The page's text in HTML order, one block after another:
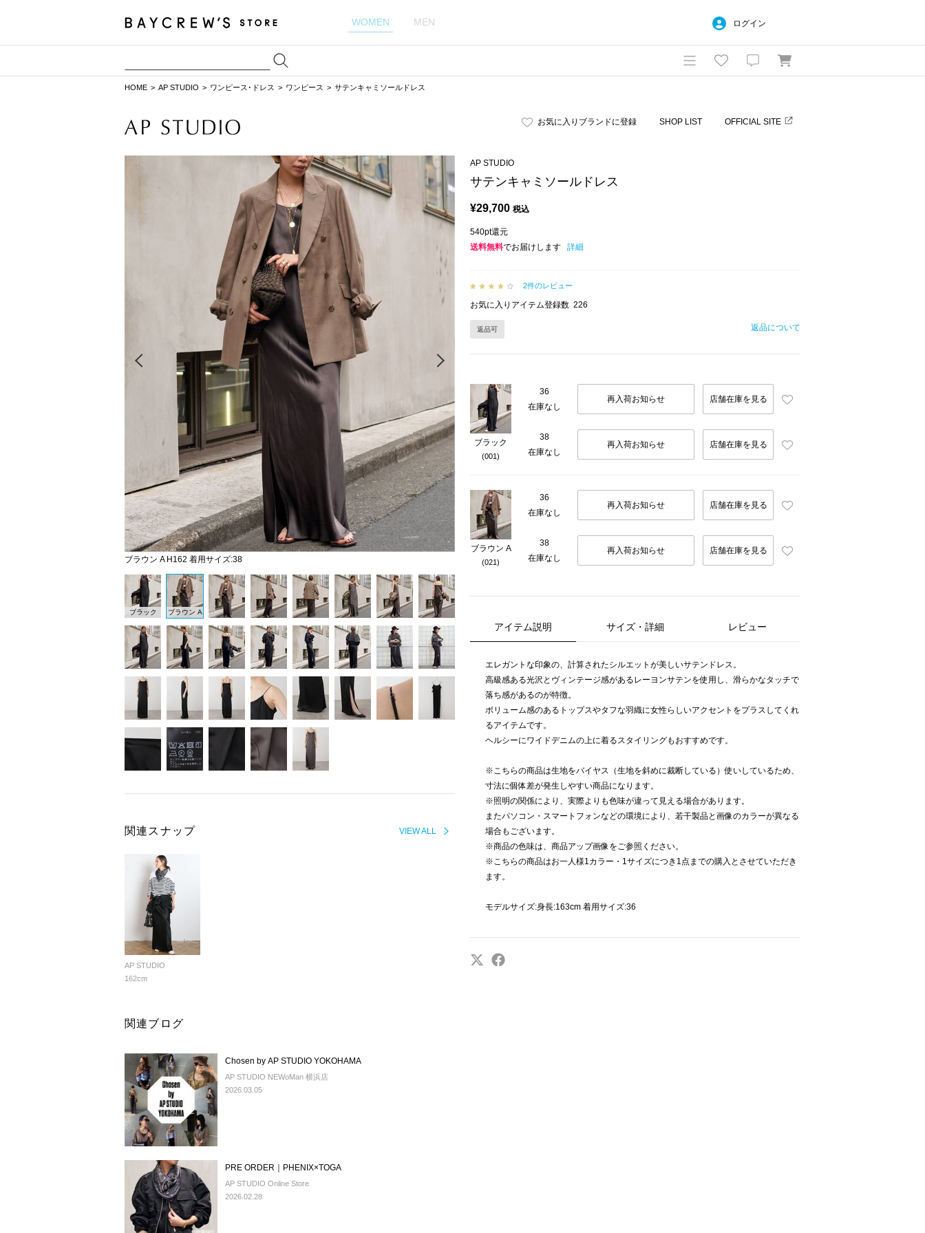
WOMEN MEN ログイン
HOME AP STUDIO ワンピース･ドレス ワンピース サテンキャミソールドレス
お気に入りブランドに登録 SHOP LIST OFFICIAL SITE
ブラウン A H162 着用サイズ:38
Next
ブラック ブラウン A
VIEW ALL
関連スナップ
AP STUDIO
162cm
関連ブログ
Chosen by AP STUDIO YOKOHAMA
AP STUDIO NEWoMan 横浜店
2026.03.05
PRE ORDER｜PHENIX×TOGA
AP STUDIO Online Store
2026.02.28
AP STUDIO
サテンキャミソールドレス
¥29,700 税込
540pt還元
送料無料でお届けします 詳細
2件のレビュー
お気に入りアイテム登録数 226
返品可 返品について
ブラック
(001)
36
在庫なし
再入荷お知らせ 店舗在庫を見る
38
在庫なし
再入荷お知らせ 店舗在庫を見る
ブラウン A
(021)
36
在庫なし
再入荷お知らせ 店舗在庫を見る
38
在庫なし
再入荷お知らせ 店舗在庫を見る
アイテム説明 サイズ・詳細 レビュー
エレガントな印象の、計算されたシルエットが美しいサテンドレス。
高級感ある光沢とヴィンテージ感があるレーヨンサテンを使用し、滑らかなタッチで
落ち感があるのが特徴。
ボリューム感のあるトップスやタフな羽織に女性らしいアクセントをプラスしてくれ
るアイテムです。
ヘルシーにワイドデニムの上に着るスタイリングもおすすめです。
※こちらの商品は生地をバイヤス（生地を斜めに裁断している）使いしているため、
寸法に個体差が発生しやすい商品になります。
※照明の関係により、実際よりも色味が違って見える場合があります。
またパソコン・スマートフォンなどの環境により、若干製品と画像のカラーが異なる
場合もございます。
※商品の色味は、商品アップ画像をご参照ください。
※こちらの商品はお一人様1カラー・1サイズにつき1点までの購入とさせていただき
ます。
モデルサイズ:身長:163cm 着用サイズ:36